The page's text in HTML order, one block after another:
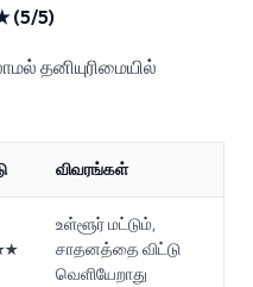
(5/5)
தனியுரிமையில்
விவரங்கள்
உள்ளூர் மட்டும்,
சாதனத்தை விட்டு
வெளியேறாது